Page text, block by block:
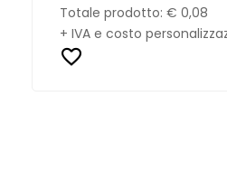
Totale prodotto: € 0,08
+ IVA e costo